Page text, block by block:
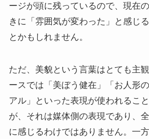
ージが頭に残っているので、現在
きに「雰囲気が変わった」と感じ
とかもしれません。
ただ、美貌という言葉はとても主
ースでは「美ぼう健在」「お人形
アル」といった表現が使われるこ
が、それは媒体側の表現であり、
に感じるわけではありません。一